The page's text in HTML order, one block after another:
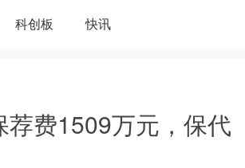
科创板 快讯
费1509万元，保代